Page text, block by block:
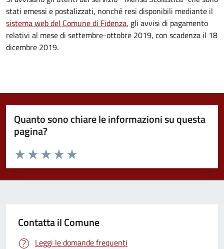
stati emessi e postalizzati, nonché resi disponibili mediante il
sistema web del Comune di Fidenza, gli avvisi di pagamento
relativi al mese di settembre-ottobre 2019, con scadenza il 18
dicembre 2019.
Quanto sono chiare le informazioni su questa
pagina?
Valuta da 1 a 5 stelle la pagina
Valuta 5 stelle su 5
Valuta 4 stelle su 5
Valuta 3 stelle su 5
Valuta 2 stelle su 5
Valuta 1 stelle su 5
Contatta il Comune
Leggi le domande frequenti